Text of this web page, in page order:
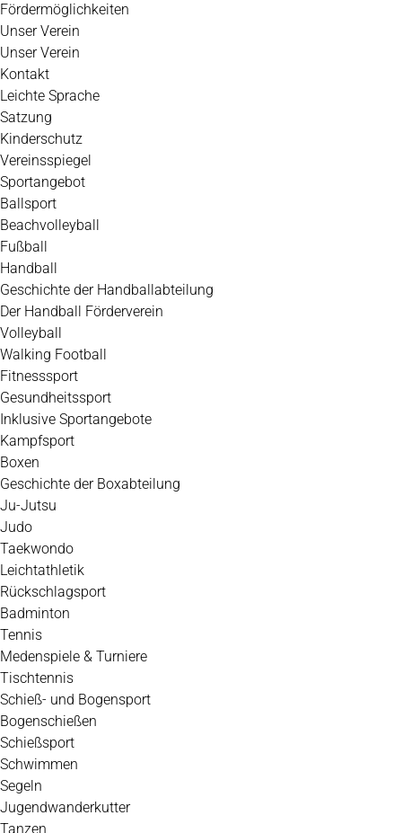
Fördermöglichkeiten
Unser Verein
Unser Verein
Kontakt
Leichte Sprache
Satzung
Kinderschutz
Vereinsspiegel
Sportangebot
Ballsport
Beachvolleyball
Fußball
Handball
Geschichte der Handballabteilung
Der Handball Förderverein
Volleyball
Walking Football
Fitnesssport
Gesundheitssport
Inklusive Sportangebote
Kampfsport
Boxen
Geschichte der Boxabteilung
Ju-Jutsu
Judo
Taekwondo
Leichtathletik
Rückschlagsport
Badminton
Tennis
Medenspiele & Turniere
Tischtennis
Schieß- und Bogensport
Bogenschießen
Schießsport
Schwimmen
Segeln
Jugendwanderkutter
Tanzen